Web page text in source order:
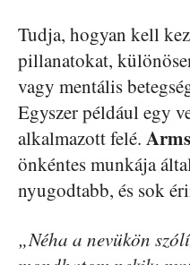
Tudja, hogyan kell
pillanatokat,
vagy mentális
Egyszer például egy
alkalmazott felé.
önkéntes munkája
nyugodtabb, és sok
„Néha a nevükön